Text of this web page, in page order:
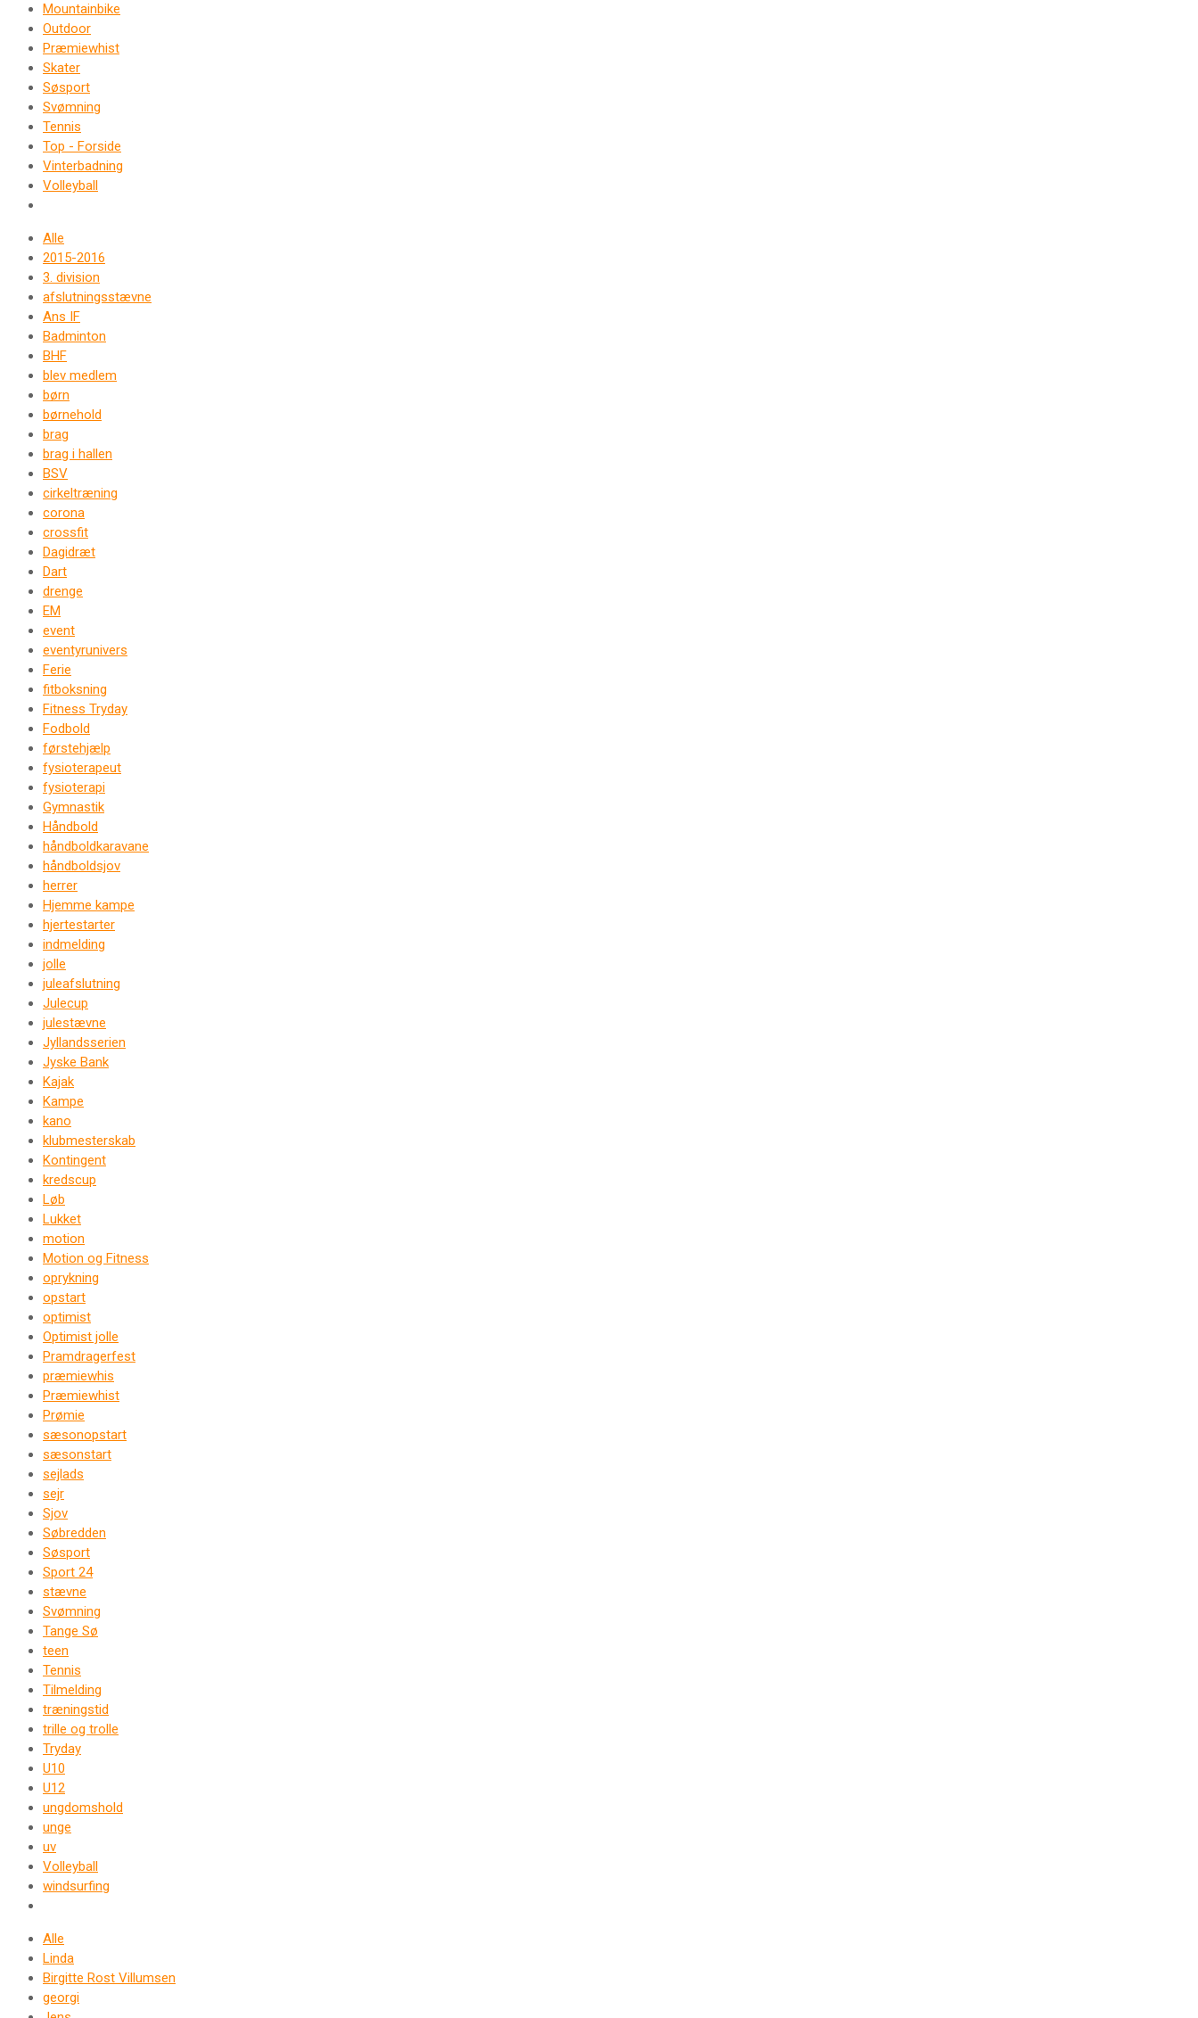
Mountainbike
Outdoor
Præmiewhist
Skater
Søsport
Svømning
Tennis
Top - Forside
Vinterbadning
Volleyball
Alle
2015-2016
3. division
afslutningsstævne
Ans IF
Badminton
BHF
blev medlem
børn
børnehold
brag
brag i hallen
BSV
cirkeltræning
corona
crossfit
Dagidræt
Dart
drenge
EM
event
eventyrunivers
Ferie
fitboksning
Fitness Tryday
Fodbold
førstehjælp
fysioterapeut
fysioterapi
Gymnastik
Håndbold
håndboldkaravane
håndboldsjov
herrer
Hjemme kampe
hjertestarter
indmelding
jolle
juleafslutning
Julecup
julestævne
Jyllandsserien
Jyske Bank
Kajak
Kampe
kano
klubmesterskab
Kontingent
kredscup
Løb
Lukket
motion
Motion og Fitness
oprykning
opstart
optimist
Optimist jolle
Pramdragerfest
præmiewhis
Præmiewhist
Prømie
sæsonopstart
sæsonstart
sejlads
sejr
Sjov
Søbredden
Søsport
Sport 24
stævne
Svømning
Tange Sø
teen
Tennis
Tilmelding
træningstid
trille og trolle
Tryday
U10
U12
ungdomshold
unge
uv
Volleyball
windsurfing
Alle
Linda
Birgitte Rost Villumsen
georgi